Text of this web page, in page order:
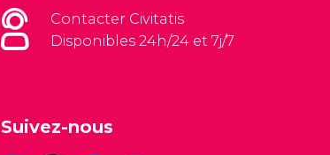
Contacter Civitatis
Disponibles 24h/24 et 7j/7
Suivez-nous